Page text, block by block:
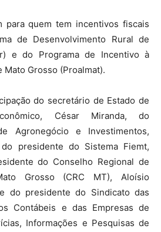
para quem tem incentivos fiscais
de Desenvolvimento Rural de
e do Programa de Incentivo à
Mato Grosso (Proalmat).
do secretário de Estado de
César Miranda, do
Agronegócio e Investimentos,
presidente do Sistema Fiemt,
do Conselho Regional de
Grosso (CRC MT), Aloísio
do presidente do Sindicato das
Contábeis e das Empresas de
Informações e Pesquisas de